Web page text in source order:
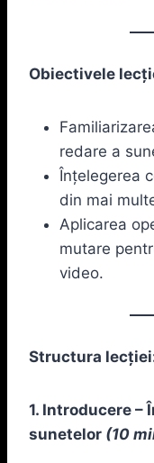
Obiectivele
redare a
Înțelegerea
din mai
Aplicarea
mutare
video.
Structura
1. Introducere –
sunetelor (10